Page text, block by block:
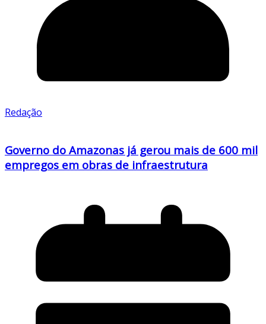
Redação
Governo do Amazonas já gerou mais de 600 mil
empregos em obras de infraestrutura